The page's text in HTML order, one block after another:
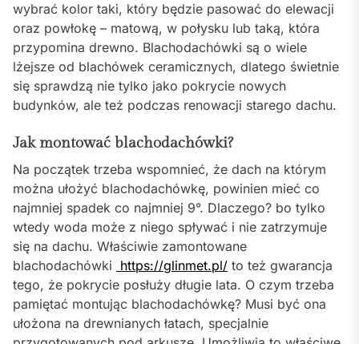
wybrać kolor taki, który będzie pasować do elewacji
oraz powłokę – matową, w połysku lub taką, która
przypomina drewno. Blachodachówki są o wiele
lżejsze od blachówek ceramicznych, dlatego świetnie
się sprawdzą nie tylko jako pokrycie nowych
budynków, ale też podczas renowacji starego dachu.
Jak montować blachodachówki?
Na początek trzeba wspomnieć, że dach na którym
można ułożyć blachodachówkę, powinien mieć co
najmniej spadek co najmniej 9°. Dlaczego? bo tylko
wtedy woda może z niego spływać i nie zatrzymuje
się na dachu. Właściwie zamontowane
blachodachówki https://glinmet.pl/ to też gwarancja
tego, że pokrycie posłuży długie lata. O czym trzeba
pamiętać montując blachodachówkę? Musi być ona
ułożona na drewnianych łatach, specjalnie